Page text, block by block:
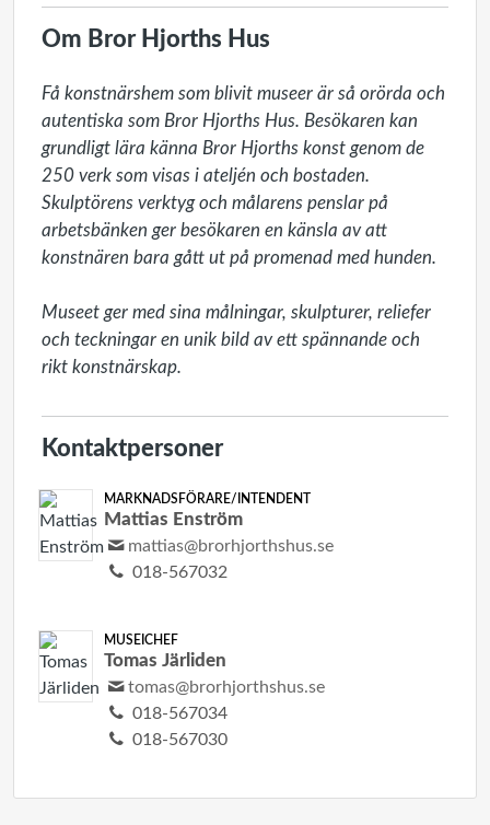
Om Bror Hjorths Hus
Få konstnärshem som blivit museer är så orörda och
autentiska som Bror Hjorths Hus. Besökaren kan
grundligt lära känna Bror Hjorths konst genom de
250 verk som visas i ateljén och bostaden.
Skulptörens verktyg och målarens penslar på
arbetsbänken ger besökaren en känsla av att
konstnären bara gått ut på promenad med hunden.
Museet ger med sina målningar, skulpturer, reliefer
och teckningar en unik bild av ett spännande och
rikt konstnärskap.
Kontaktpersoner
MARKNADSFÖRARE/INTENDENT
Mattias Enström
mattias@brorhjorthshus.se
018-567032
MUSEICHEF
Tomas Järliden
tomas@brorhjorthshus.se
018-567034
018-567030